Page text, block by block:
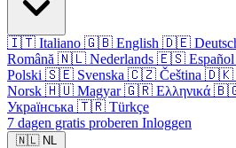
🇮🇹 Italiano 🇬🇧 English 🇩🇪
Română 🇳🇱 Nederlands 🇪🇸 Español
Polski 🇸🇪 Svenska 🇨🇿 Čeština 🇩🇰
Norsk 🇭🇺 Magyar 🇬🇷 Ελληνικά
Українська 🇹🇷 Türkçe
7 dagen gratis proberen Inloggen
🇳🇱 NL